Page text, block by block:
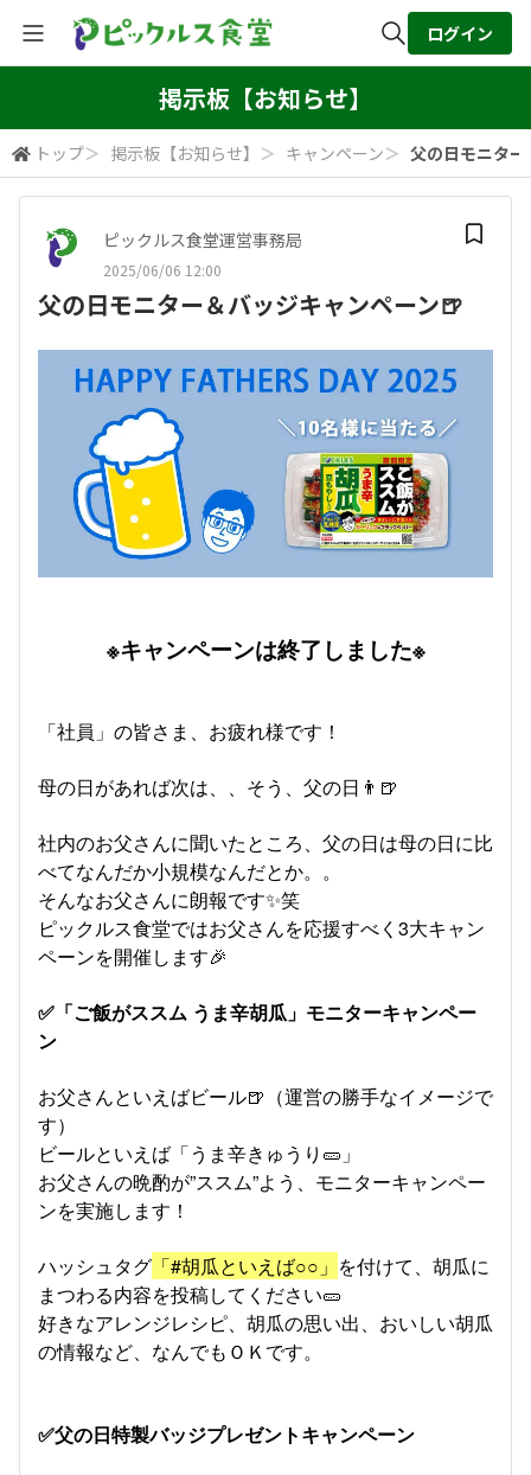
検索
ログイン
掲示板【お知らせ】
トップ＞ 掲示板【お知らせ】 ＞ キャンペーン＞ 父の日モニタ
ピックルス食堂運営事務局
2025/06/06 12:00
父の日モニター＆バッジキャンペーン🍺
※キャンペーンは終了しました※
「社員」の皆さま、お疲れ様です！
母の日があれば次は、、そう、父の日👨🍺
社内のお父さんに聞いたところ、父の日は母の日に比
べてなんだか小規模なんだとか。。
そんなお父さんに朗報です✨笑
ピックルス食堂ではお父さんを応援すべく3大キャン
ペーンを開催します🎉
✅「ご飯がススム うま辛胡瓜」モニターキャンペー
ン
お父さんといえばビール🍺（運営の勝手なイメージで
す）
ビールといえば「うま辛きゅうり🥒」
お父さんの晩酌が”ススム”よう、モニターキャンペー
ンを実施します！
ハッシュタグ 「#胡瓜といえば○○」 を付けて、胡瓜に
まつわる内容を投稿してください🥒
好きなアレンジレシピ、胡瓜の思い出、おいしい胡瓜
の情報など、なんでもＯＫです。
✅父の日特製バッジプレゼントキャンペーン